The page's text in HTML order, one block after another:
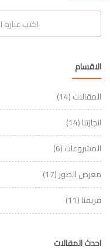
الاقسام
المقالات(14)
انجازتنا(14)
المشروعات(6)
معرض الصور(17)
فريقنا(11)
احدث المقالات